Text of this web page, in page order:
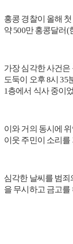
홍콩 경찰이 올해
약 500만 홍콩달러(
가장 심각한 사건은
도둑이 오후 8시 35
1층에서 식사 중이
이와 거의 동시에
이웃 주민이 소리
심각한 날씨를 범
을 무시하고 금고를